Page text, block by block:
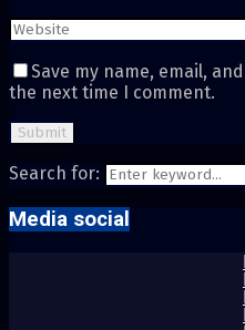
Save my name, email,
the next time I comment.
Search for:
Media social